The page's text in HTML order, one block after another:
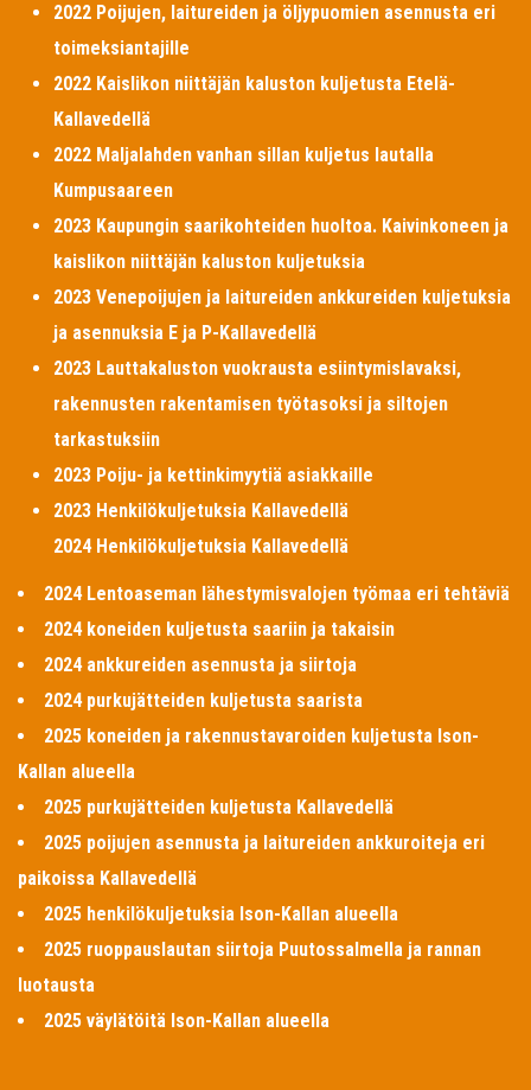
2022 Poijujen, laitureiden ja öljypuomien asennusta eri
toimeksiantajille
2022 Kaislikon niittäjän kaluston kuljetusta Etelä-
Kallavedellä
2022 Maljalahden vanhan sillan kuljetus lautalla
Kumpusaareen
2023 Kaupungin saarikohteiden huoltoa. Kaivinkoneen ja
kaislikon niittäjän kaluston kuljetuksia
2023 Venepoijujen ja laitureiden ankkureiden kuljetuksia
ja asennuksia E ja P-Kallavedellä
2023 Lauttakaluston vuokrausta esiintymislavaksi,
rakennusten rakentamisen työtasoksi ja siltojen
tarkastuksiin
2023 Poiju- ja kettinkimyytiä asiakkaille
2023 Henkilökuljetuksia Kallavedellä
2024 Henkilökuljetuksia Kallavedellä
2024 Lentoaseman lähestymisvalojen työmaa eri tehtäviä
2024 koneiden kuljetusta saariin ja takaisin
2024 ankkureiden asennusta ja siirtoja
2024 purkujätteiden kuljetusta saarista
2025 koneiden ja rakennustavaroiden kuljetusta Ison-
Kallan alueella
2025 purkujätteiden kuljetusta Kallavedellä
2025 poijujen asennusta ja laitureiden ankkuroiteja eri
paikoissa Kallavedellä
2025 henkilökuljetuksia Ison-Kallan alueella
2025 ruoppauslautan siirtoja Puutossalmella ja rannan
luotausta
2025 väylätöitä Ison-Kallan alueella